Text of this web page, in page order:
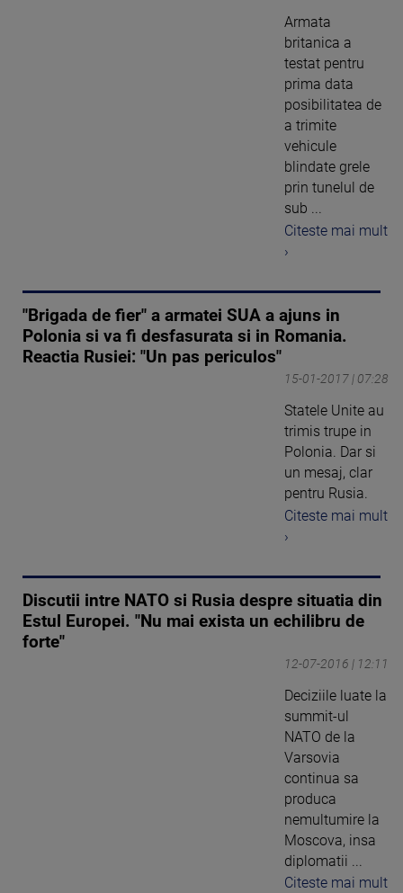
Armata
britanica a
testat pentru
prima data
posibilitatea de
a trimite
vehicule
blindate grele
prin tunelul de
sub ...
Citeste mai mult
›
"Brigada de fier" a armatei SUA a ajuns in
Polonia si va fi desfasurata si in Romania.
Reactia Rusiei: "Un pas periculos"
15-01-2017 | 07:28
Statele Unite au
trimis trupe in
Polonia. Dar si
un mesaj, clar
pentru Rusia.
Citeste mai mult
›
Discutii intre NATO si Rusia despre situatia din
Estul Europei. "Nu mai exista un echilibru de
forte"
12-07-2016 | 12:11
Deciziile luate la
summit-ul
NATO de la
Varsovia
continua sa
produca
nemultumire la
Moscova, insa
diplomatii ...
Citeste mai mult